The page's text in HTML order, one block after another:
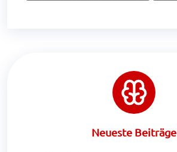
Neueste Beiträge